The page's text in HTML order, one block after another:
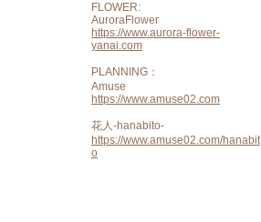
FLOWER:
AuroraFlower
https://www.aurora-flower-
yanai.com
PLANNING：
Amuse
https://www.amuse02.com
花人-hanabito-
https://www.amuse02.com/hanabit
o